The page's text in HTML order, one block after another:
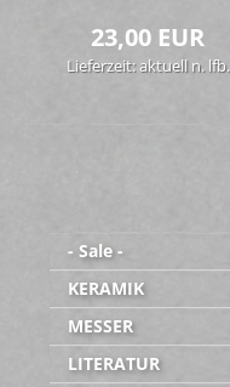
23,00 EUR
Lieferzeit: aktuell n. lfb.
- Sale -
KERAMIK
MESSER
LITERATUR